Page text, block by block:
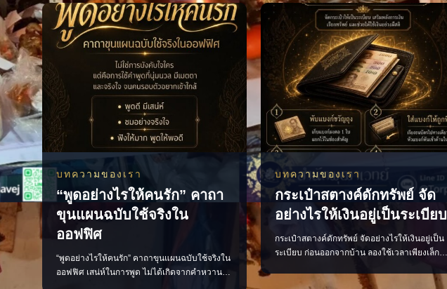
บทความของเรา
“พูดอย่างไรให้คนรัก” คาถา
ขุนแผนฉบับใช้จริงใน
ออฟฟิศ
“พูดอย่างไรให้คนรัก” คาถาขุนแผนฉบับใช้จริงใน
ออฟฟิศ เสน่ห์ในการพูด ไม่ได้เกิดจากคำหวาน
บทความของเรา
กระเป๋าสตางค์ดักทรัพย์ จัด
อย่างไรให้เงินอยู่เป็นระเบียบ
กระเป๋าสตางค์ดักทรัพย์ จัดอย่างไรให้เงินอยู่เป็น
ระเบียบ ก่อนออกจากบ้าน ลองใช้เวลาเพียงเล็ก
ตามความเชื่อถือว่าเป็นการเปิดทางรับพลังการ